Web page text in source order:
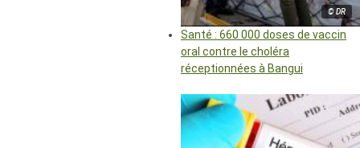
© DR
Santé : 660 000 doses de vaccin
oral contre le choléra
réceptionnées à Bangui